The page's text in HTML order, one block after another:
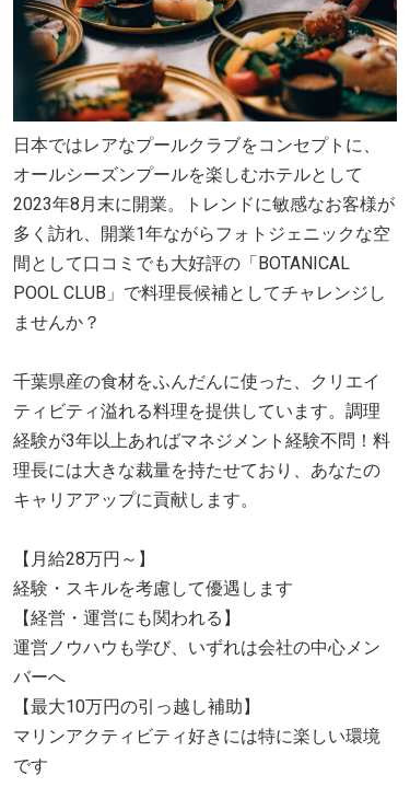
日本ではレアなプールクラブをコンセプトに、
オールシーズンプールを楽しむホテルとして
2023年8月末に開業。トレンドに敏感なお客様が
多く訪れ、開業1年ながらフォトジェニックな空
間として口コミでも大好評の「BOTANICAL
POOL CLUB」で料理長候補としてチャレンジし
ませんか？
千葉県産の食材をふんだんに使った、クリエイ
ティビティ溢れる料理を提供しています。調理
経験が3年以上あればマネジメント経験不問！料
理長には大きな裁量を持たせており、あなたの
キャリアアップに貢献します。
【月給28万円～】
経験・スキルを考慮して優遇します
【経営・運営にも関われる】
運営ノウハウも学び、いずれは会社の中心メン
バーへ
【最大10万円の引っ越し補助】
マリンアクティビティ好きには特に楽しい環境
です